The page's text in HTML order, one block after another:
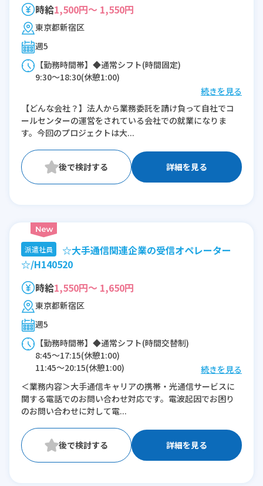
時給1,500円～ 1,550円
東京都新宿区
週5
【勤務時間帯】◆通常シフト(時間固定)
9:30〜18:30(休憩1:00)
※残業：5〜10時間程度/月
続きを見る
【どんな会社？】法人から業務委託を請け負って自社でコ
ールセンターの運営をされている会社での就業になりま
す。今回のプロジェクトは大...
詳細を見る
派遣社員
☆大手通信関連企業の受信オペレーター
☆/H140520
時給1,550円～ 1,650円
東京都新宿区
週5
【勤務時間帯】◆通常シフト(時間交替制)
8:45〜17:15(休憩1:00)
11:45〜20:15(休憩1:00)
※残業：10〜20時間程度/月
続きを見る
＜業務内容＞大手通信キャリアの携帯・光通信サービスに
関する電話でのお問い合わせ対応です。電波起因でお困り
のお問い合わせに対して電...
詳細を見る